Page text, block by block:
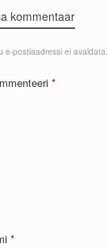
kommentaar
e-postiaadressi ei avaldata.
*
*